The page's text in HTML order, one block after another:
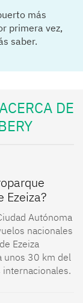
más
primera vez,
saber.
DE
Ezeiza?
Autónoma
nacionales
Ezeiza
unos 30 km del